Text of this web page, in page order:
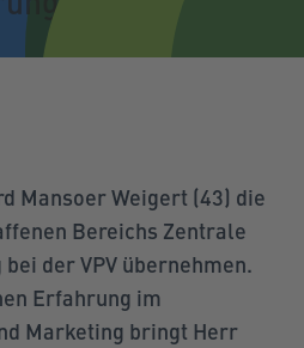
Mansoer Weigert (43) die
Bereichs Zentrale
der VPV übernehmen.
Erfahrung im
Marketing bringt Herr